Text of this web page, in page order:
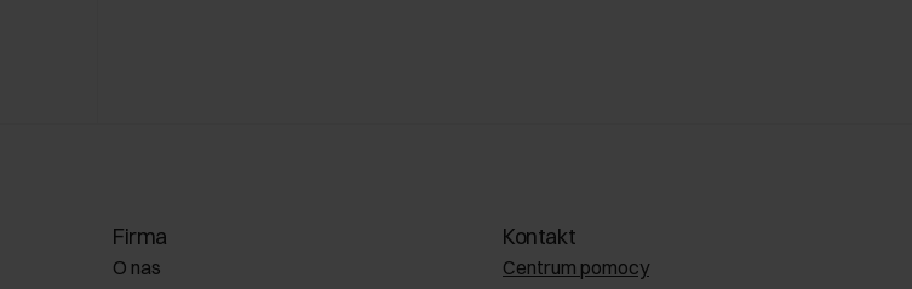
Firma
O nas
Kontakt
Centrum pomocy